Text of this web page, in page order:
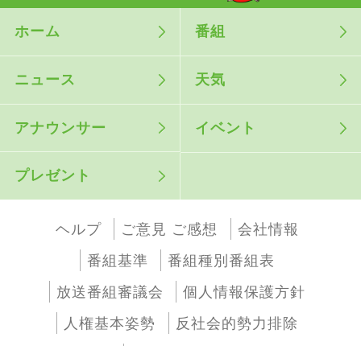
ホーム 番組
ニュース 天気
アナウンサー イベント
プレゼント
ヘルプ ご意見 ご感想
会社情報
番組基準
番組種別番組表
放送番組審議会
個人情報保護方針
人権基本姿勢
反社会的勢力排除